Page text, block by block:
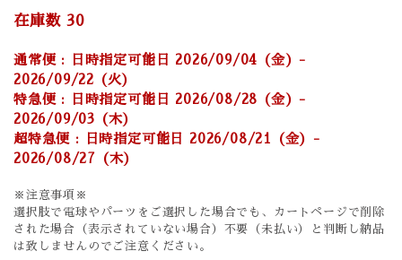
在庫数30
通常便 : 日時指定可能日 2026/09/04 (金) -
2026/09/22 (火)
特急便 : 日時指定可能日 2026/08/28 (金) -
2026/09/03 (木)
超特急便 : 日時指定可能日 2026/08/21 (金) -
2026/08/27 (木)
※注意事項※
選択肢で電球やパーツをご選択した場合でも、カートページで削除
された場合（表示されていない場合）不要（未払い）と判断し納品
は致しませんのでご注意ください。